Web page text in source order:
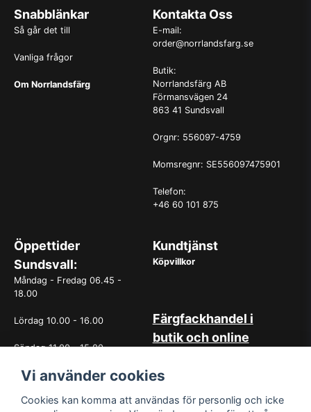
Snabblänkar
Så går det till
Vanliga frågor
Om Norrlandsfärg
Kontakta Oss
E-mail:
order@norrlandsfarg.se
Butik:
Norrlandsfärg AB
Förmansvägen 24
863 41 Sundsvall
Orgnr: 556097-4759
Momsregnr: SE556097475901
Telefon:
+46 60 101 875
Öppettider
Sundsvall:
Måndag - Fredag 06.45 -
18.00
Lördag 10.00 - 16.00
Söndag 11.00 - 15.00
OBS. Avvikande öppettider
Kundtjänst
Köpvillkor
Färgfackhandel i
butik och online
det sedan starten 1965 varit
kundservice. Du kan känna dig
Vi använder cookies
Cookies kan komma att användas för personlig och icke